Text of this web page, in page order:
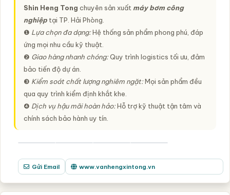
Shin Heng Tong chuyên sản xuất máy bơm công
nghiệp tại TP. Hải Phòng.
❶ Lựa chọn đa dạng:Hệ thống sản phẩm phong phú, đáp
ứng mọi nhu cầu kỹ thuật.
❷ Giao hàng nhanh chóng:Quy trình logistics tối ưu, đảm
bảo tiến độ dự án.
❸ Kiểm soát chất lượng nghiêm ngặt:Mọi sản phẩm đều
qua quy trình kiểm định khắt khe.
❹ Dịch vụ hậu mãi hoàn hảo:Hỗ trợ kỹ thuật tận tâm và
chính sách bảo hành uy tín.
Gửi Email www.vanhengxintong.vn